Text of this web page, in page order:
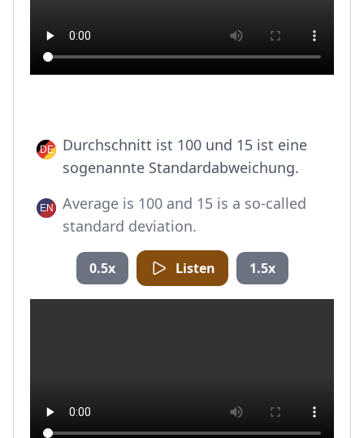
Durchschnitt ist 100 und 15 ist eine
sogenannte Standardabweichung.
Average is 100 and 15 is a so-called
standard deviation.
0.5x Listen 1.5x